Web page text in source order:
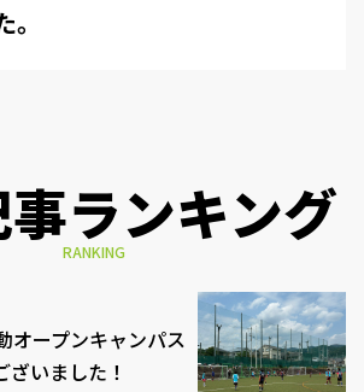
。
ランキング
RANKING
オープンキャンパス
いました！